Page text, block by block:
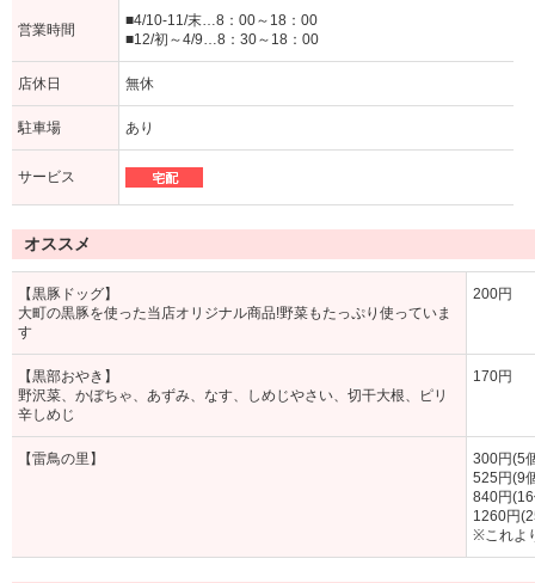
営業時間
■4/10-11/末…8：00～18：00
■12/初～4/9…8：30～18：00
店休日 無休
駐車場 あり
サービス
オススメ
【黒豚ドッグ】
大町の黒豚を使った当店オリジナル商品!野菜もたっぷり使っていま
す
200円
【黒部おやき】
野沢菜、かぼちゃ、あずみ、なす、しめじやさい、切干大根、ピリ
辛しめじ
170円
【雷鳥の里】
300円(5
525円(9
840円
1260円
※これよ